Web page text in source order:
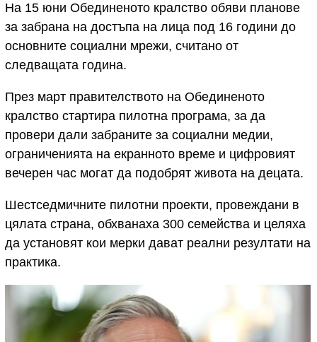
На 15 юни Обединеното кралство обяви планове
за забрана на достъпа на лица под 16 години до
основните социални мрежи, считано от
следващата година.
През март правителството на Обединеното
кралство стартира пилотна програма, за да
провери дали забраните за социални медии,
ограниченията на екранното време и цифровият
вечерен час могат да подобрят живота на децата.
Шестседмичните пилотни проекти, провеждани в
цялата страна, обхванаха 300 семейства и целяха
да установят кои мерки дават реални резултати на
практика.